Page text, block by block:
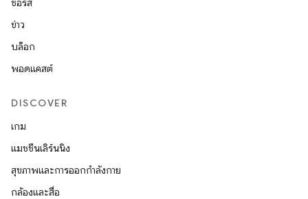
ซอร์ส
ข่าว
บล็อก
พอดแคสต์
DISCOVER
เกม
แมชชีนเลิร์นนิง
สุขภาพและการออกกำลังกาย
กล้องและสื่อ